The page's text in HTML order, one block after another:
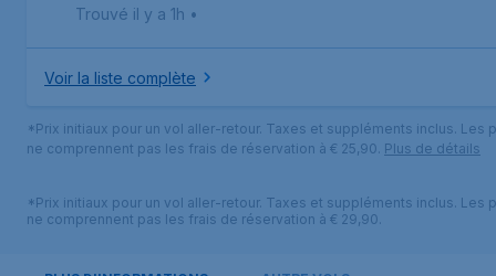
Bator, Aéroport international d'Oulan-Bator
Trouvé il y a 1h •
Voir la liste complète
*Prix initiaux pour un vol aller-retour. Taxes et suppléments inclus. Les
ne comprennent pas les frais de réservation à € 25,90. Plus de détails
*Prix initiaux pour un vol aller-retour. Taxes et suppléments inclus. Les
ne comprennent pas les frais de réservation à € 29,90.